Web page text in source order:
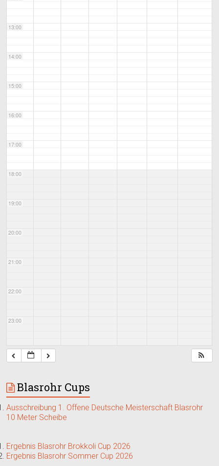
13:00
14:00
15:00
16:00
17:00
18:00
19:00
20:00
21:00
22:00
23:00
Blasrohr Cups
Ausschreibung 1. Offene Deutsche Meisterschaft Blasrohr
10 Meter Scheibe
Ergebnis Blasrohr Brokkoli Cup 2026
Ergebnis Blasrohr Sommer Cup 2026